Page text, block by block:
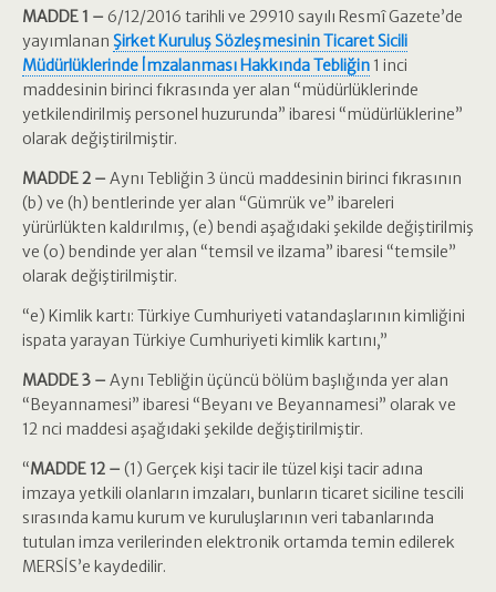
MADDE 1 – 6/12/2016 tarihli ve 29910 sayılı Resmî Gazete’de
yayımlanan Şirket Kuruluş Sözleşmesinin Ticaret Sicili
Müdürlüklerinde İmzalanması Hakkında Tebliğin 1 inci
maddesinin birinci fıkrasında yer alan “müdürlüklerinde
yetkilendirilmiş personel huzurunda” ibaresi “müdürlüklerine”
olarak değiştirilmiştir.
MADDE 2 – Aynı Tebliğin 3 üncü maddesinin birinci fıkrasının
(b) ve (h) bentlerinde yer alan “Gümrük ve” ibareleri
yürürlükten kaldırılmış, (e) bendi aşağıdaki şekilde değiştirilmiş
ve (o) bendinde yer alan “temsil ve ilzama” ibaresi “temsile”
olarak değiştirilmiştir.
“e) Kimlik kartı: Türkiye Cumhuriyeti vatandaşlarının kimliğini
ispata yarayan Türkiye Cumhuriyeti kimlik kartını,”
MADDE 3 – Aynı Tebliğin üçüncü bölüm başlığında yer alan
“Beyannamesi” ibaresi “Beyanı ve Beyannamesi” olarak ve
12 nci maddesi aşağıdaki şekilde değiştirilmiştir.
“MADDE 12 – (1) Gerçek kişi tacir ile tüzel kişi tacir adına
imzaya yetkili olanların imzaları, bunların ticaret siciline tescili
sırasında kamu kurum ve kuruluşlarının veri tabanlarında
tutulan imza verilerinden elektronik ortamda temin edilerek
MERSİS’e kaydedilir.